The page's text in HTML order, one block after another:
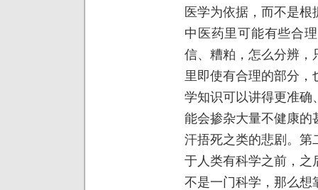
医学为依据，而不是
中医药里可能有些合
信、糟粕，怎么分辨，
里即使有合理的部分
学知识可以讲得更准确
能会掺杂大量不健康的
汗捂死之类的悲剧。第
于人类有科学之前，之
不是一门科学，那么想